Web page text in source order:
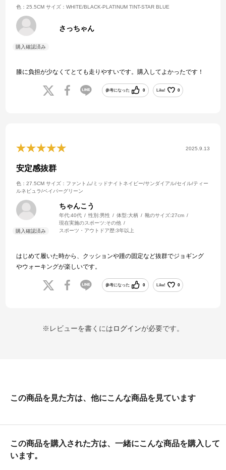
色：25.5CM サイズ：WHITE/BLACK-PLATINUM TINT-STAR BLUE
さっちゃん
膝に負担が少なくてとても走りやすいです。購入してよかったです！
参考になった 0 Like! 0
2025.9.13
安定感抜群
色：27.5CM サイズ：ファントム/ミッドナイトネイビー/サンダイアル/セイル/ティー
ルネビュラ/ベイパーグリーン
ちゃんこう
年代:40代 性別:男性 体型:大柄 靴のサイズ:27cm
現在実施のスポーツ:その他
スポーツ・アウトドア歴:3年以上
はじめて履いた時から、クッションや踵の固定など抜群でジョギング
やウォーキングが楽しいです。
参考になった 0 Like! 0
※レビューを書くにはログインが必要です。
この商品を見た方は、他にこんな商品を見ています
この商品を購入された方は、一緒にこんな商品を購入して
います。